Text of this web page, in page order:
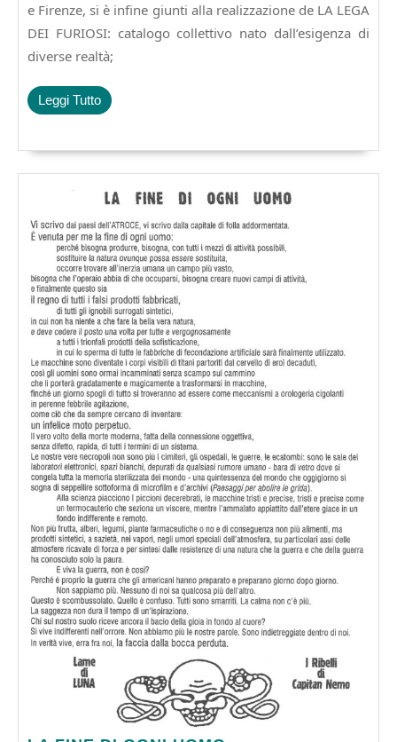
e Firenze, si è infine giunti alla realizzazione de LA LEGA
DEI FURIOSI: catalogo collettivo nato dall’esigenza di
diverse realtà;
Leggi TuttoLeggi
Tutto